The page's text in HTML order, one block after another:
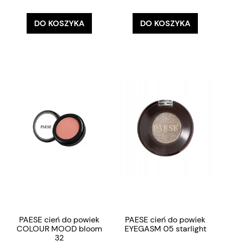
DO KOSZYKA DO KOSZYKA
PAESE cień do powiek
COLOUR MOOD bloom
32
PAESE cień do powiek
EYEGASM 05 starlight